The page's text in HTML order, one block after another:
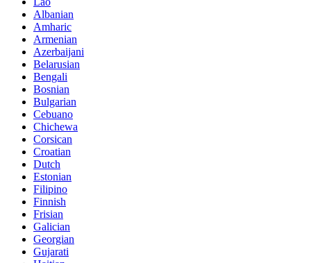
Albanian
Amharic
Armenian
Azerbaijani
Belarusian
Bengali
Bosnian
Bulgarian
Cebuano
Chichewa
Corsican
Croatian
Dutch
Estonian
Filipino
Finnish
Frisian
Galician
Georgian
Gujarati